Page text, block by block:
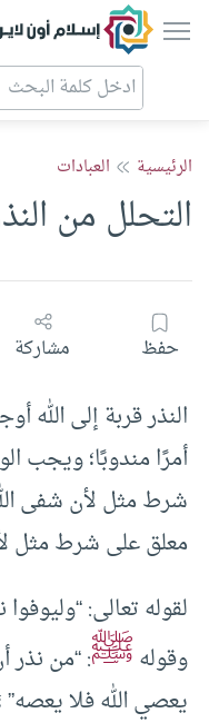
إسلام أون
الرئيسية العبادات
التحلل من
حفظ مشاركة
النذر قربة إلى الله
أمرًا مندوبًا؛ ويجب
شرط مثل لأن شفى
معلق على شرط مثل
وقولهﷺ: “من نذر
يعصي الله فلا